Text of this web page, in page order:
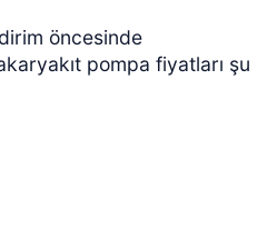
öncesinde
pompa fiyatları şu